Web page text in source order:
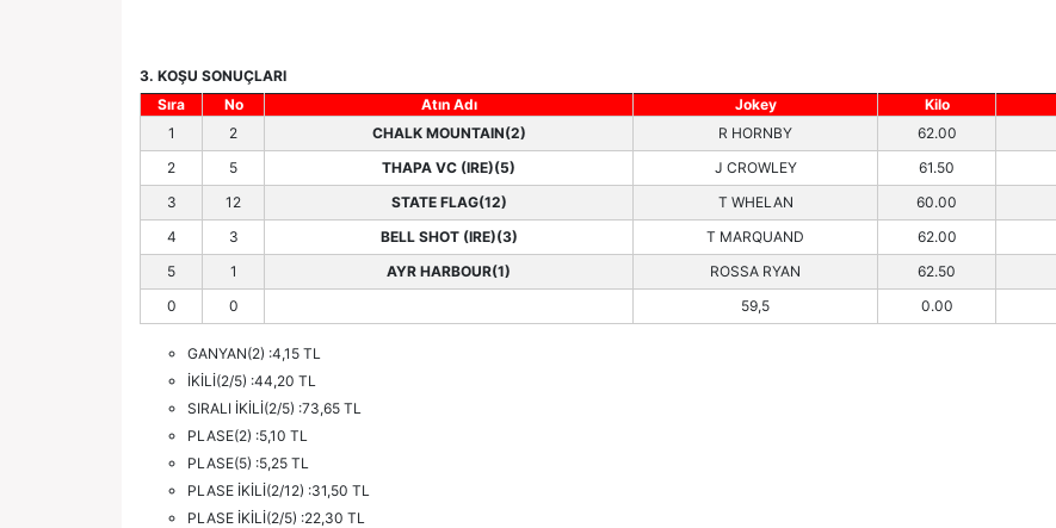
3. KOŞU SONUÇLARI
Sıra
No Atın Adı Jokey Kilo
1
2 CHALK MOUNTAIN(2) R HORNBY 62.00
2
5 THAPA VC (IRE)(5) J CROWLEY 61.50
3
12 STATE FLAG(12) T WHELAN 60.00
4
3 BELL SHOT (IRE)(3) T MARQUAND 62.00
5
1 AYR HARBOUR(1) ROSSA RYAN 62.50
0
0 59,5 0.00
GANYAN(2) :4,15 TL
İKİLİ(2/5) :44,20 TL
SIRALI İKİLİ(2/5) :73,65 TL
PLASE(2) :5,10 TL
PLASE(5) :5,25 TL
PLASE İKİLİ(2/12) :31,50 TL
PLASE İKİLİ(2/5) :22,30 TL